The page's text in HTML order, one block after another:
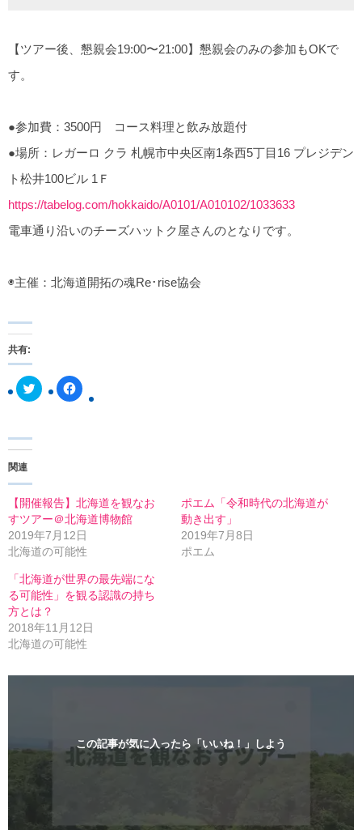
【ツアー後、懇親会19:00〜21:00】懇親会のみの参加もOKで
す。
●参加費：3500円 コース料理と飲み放題付
●場所：レガーロ クラ 札幌市中央区南1条西5丁目16 プレジデン
ト松井100ビル 1Ｆ
https://tabelog.com/hokkaido/A0101/A010102/1033633
電車通り沿いのチーズハットク屋さんのとなりです。
◉主催：北海道開拓の魂Re･rise協会
共有:
ク
リ
e
r
で
共
有
(
し
い
ウ
ィ
ン
ド
ウ
で
F
a
す
る
に
は
ク
リ
ク
し
て
さ
い
(
で
開
き
関連
【開催報告】北海道を観なお
すツアー＠北海道博物館
2019年7月12日
北海道の可能性
ポエム「令和時代の北海道が
動き出す」
2019年7月8日
ポエム
「北海道が世界の最先端にな
る可能性」を観る認識の持ち
方とは？
2018年11月12日
北海道の可能性
この記事が気に入ったら「いいね！」しよう